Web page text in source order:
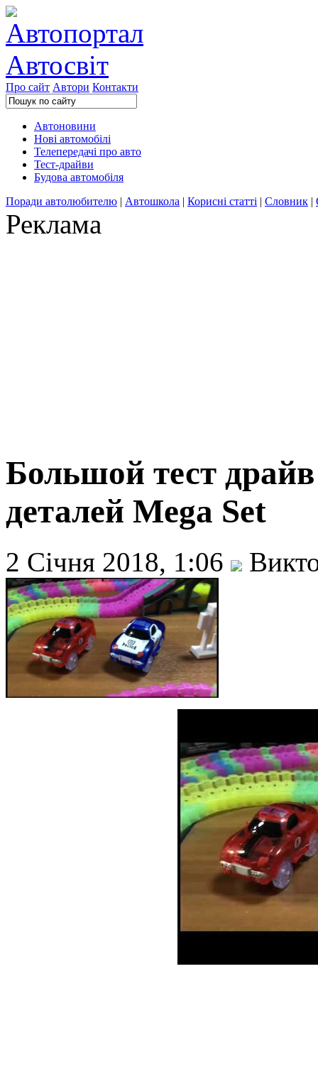
Про сайт Автори Контакти
Автоновини
Нові автомобілі
Телепередачі про авто
Тест-драйви
Будова автомобіля
Поради автолюбителю | Автошкола | Корисні статті | Словник |
Реклама
Большой тест
деталей Mega Set
2 Січня 2018, 1:06